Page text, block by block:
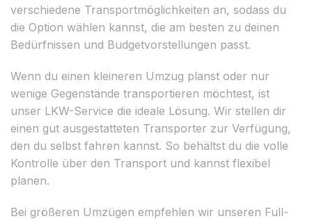
verschiedene Transportmöglichkeiten an, sodass du
die Option wählen kannst, die am besten zu deinen
Bedürfnissen und Budgetvorstellungen passt.
Wenn du einen kleineren Umzug planst oder nur
wenige Gegenstände transportieren möchtest, ist
unser LKW-Service die ideale Lösung. Wir stellen dir
einen gut ausgestatteten Transporter zur Verfügung,
den du selbst fahren kannst. So behältst du die volle
Kontrolle über den Transport und kannst flexibel
planen.
Bei größeren Umzügen empfehlen wir unseren Full-